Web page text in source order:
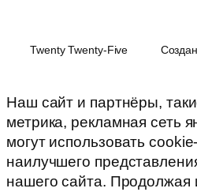
Twenty Twenty-Five
Наш сайт и партнёры,
метрика, рекламная сеть
могут использовать
наилучшего
нашего сайта. Продолжая